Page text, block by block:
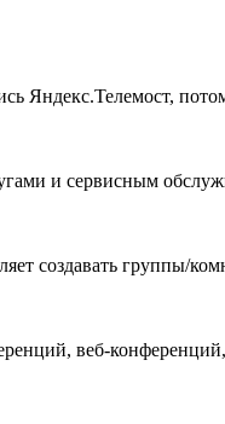
Яндекс.Телемост,
и сервисным
создавать группы/
веб-